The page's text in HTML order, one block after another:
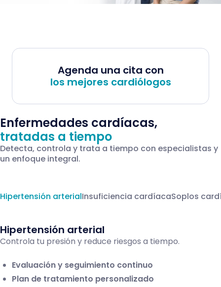
Agenda una cita con
los mejores cardiólogos
Enfermedades cardíacas,
tratadas a tiempo
Detecta, controla y trata a tiempo con especialistas y
un enfoque integral.
Hipertensión arterialInsuficiencia cardíacaSoplos
Hipertensión arterial
Controla tu presión y reduce riesgos a tiempo.
Evaluación y seguimiento continuo
Plan de tratamiento personalizado